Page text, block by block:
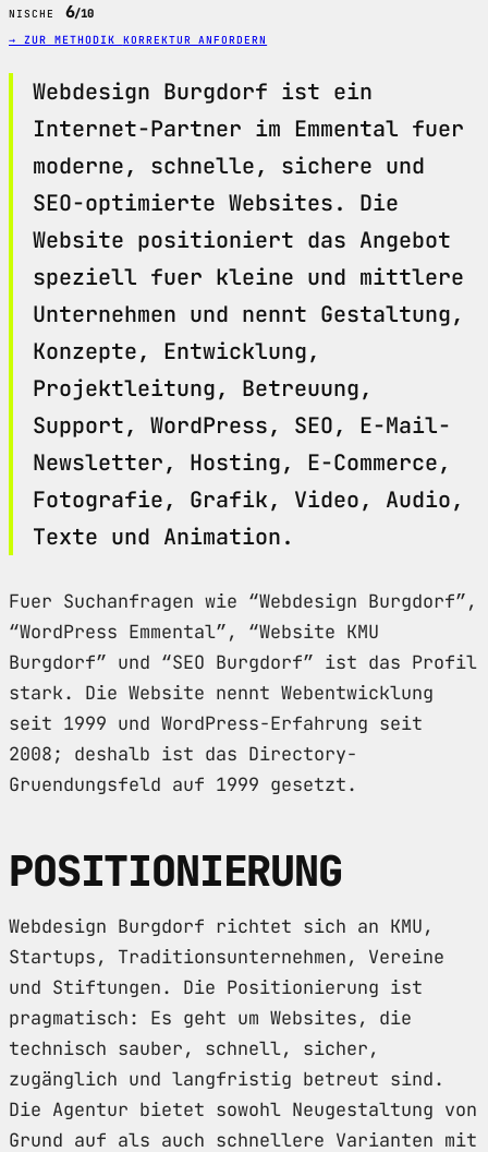
NISCHE 6/10
→ ZUR METHODIK KORREKTUR ANFORDERN
Webdesign Burgdorf ist ein
Internet-Partner im Emmental fuer
moderne, schnelle, sichere und
SEO-optimierte Websites. Die
Website positioniert das Angebot
speziell fuer kleine und mittlere
Unternehmen und nennt Gestaltung,
Konzepte, Entwicklung,
Projektleitung, Betreuung,
Support, WordPress, SEO, E-Mail-
Newsletter, Hosting, E-Commerce,
Fotografie, Grafik, Video, Audio,
Texte und Animation.
Fuer Suchanfragen wie “Webdesign Burgdorf”,
“WordPress Emmental”, “Website KMU
Burgdorf” und “SEO Burgdorf” ist das Profil
stark. Die Website nennt Webentwicklung
seit 1999 und WordPress-Erfahrung seit
2008; deshalb ist das Directory-
Gruendungsfeld auf 1999 gesetzt.
POSITIONIERUNG
Webdesign Burgdorf richtet sich an KMU,
Startups, Traditionsunternehmen, Vereine
und Stiftungen. Die Positionierung ist
pragmatisch: Es geht um Websites, die
technisch sauber, schnell, sicher,
zugänglich und langfristig betreut sind.
Die Agentur bietet sowohl Neugestaltung von
Grund auf als auch schnellere Varianten mit